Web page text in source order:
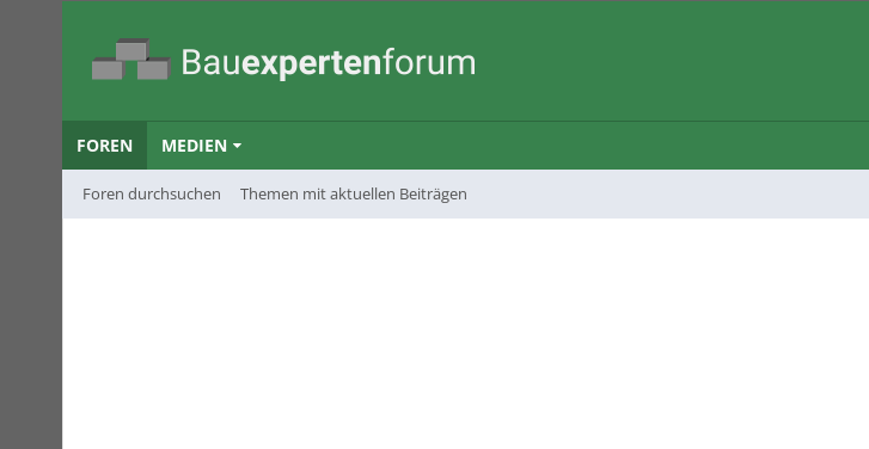
FOREN
Foren durchsuchen Themen mit aktuellen Beiträgen
MEDIEN